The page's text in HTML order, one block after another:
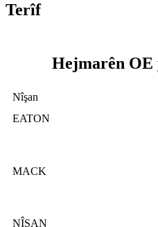
Terîf
Hejmarên
Nîşan
EATON
MACK
NÎSAN